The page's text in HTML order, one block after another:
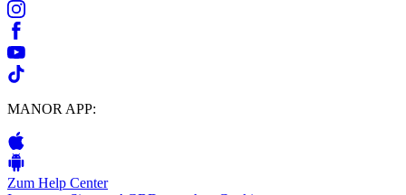
MANOR APP:
Zum Help Center